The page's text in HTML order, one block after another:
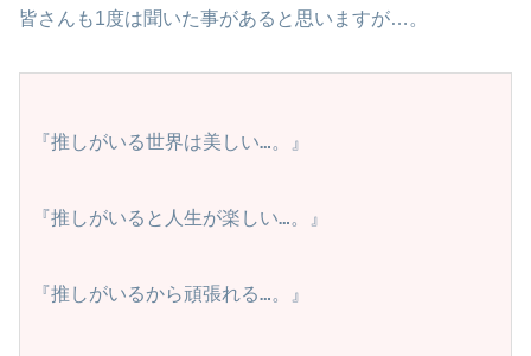
皆さんも1度は聞いた事があると思いますが…。
『推しがいる世界は美しい…。』
『推しがいると人生が楽しい…。』
『推しがいるから頑張れる…。』